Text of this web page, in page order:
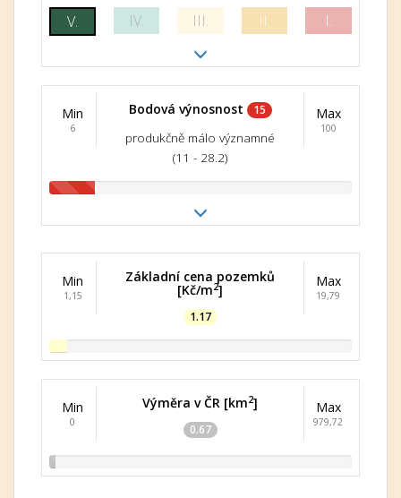
V. IV. III. II. I.
Min
6
Bodová výnosnost 15
produkčně málo významné
(11 - 28.2)
Max
100
Min
1,15
Základní cena pozemků
[Kč/m2]
1.17
Max
19,79
Min
0
Výměra v ČR [km2]
0.67
Max
979,72